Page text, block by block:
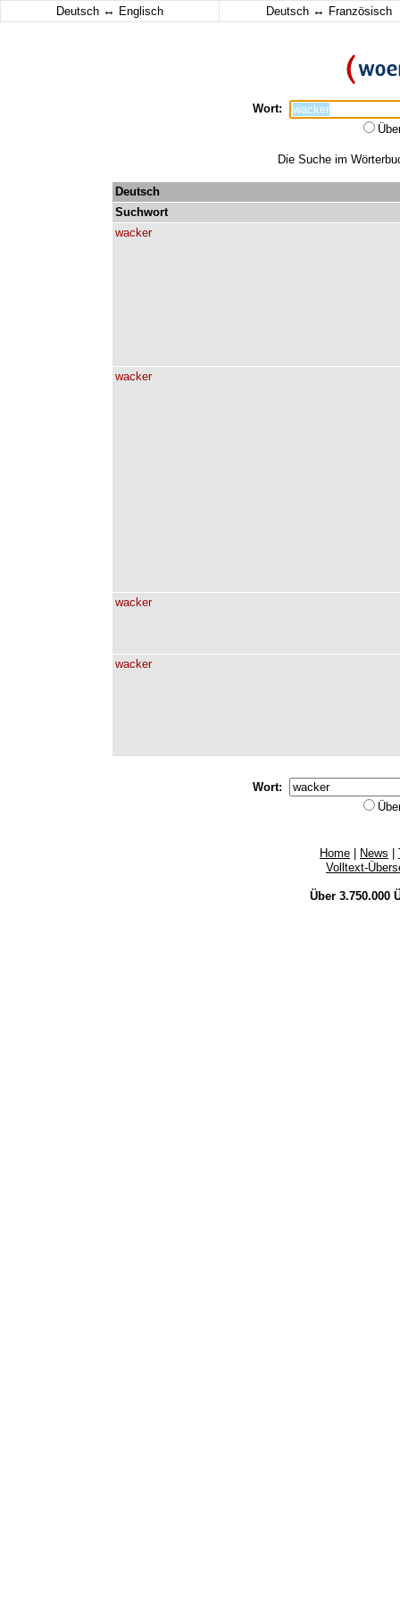
Deutsch ↔ Englisch Deutsch ↔ Französisch
Wort:
Die Suche im
Deutsch
Suchwort
wacker
wacker
wacker
wacker
Wort:
Home News
Volltext-
Über 3.750.000